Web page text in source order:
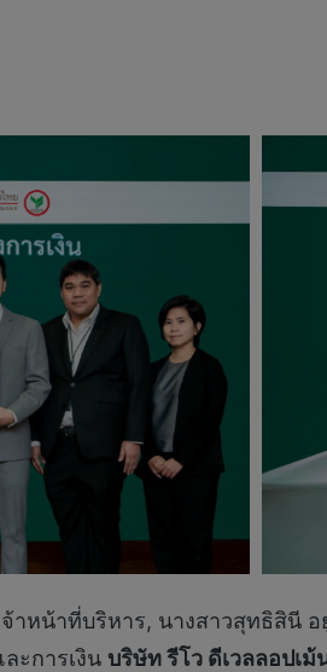
าหน้าที่บริหาร, นางสาวสุทธิสินี
ะการเงิน บริษัท รีโว ดีเวลลอปเม้